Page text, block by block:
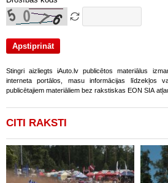
Stingri aizliegts iAuto.lv publicētos materiālus
interneta portālos, masu informācijas līdzekļos
publicētajiem materiāliem bez rakstiskas EON SIA
CITI RAKSTI